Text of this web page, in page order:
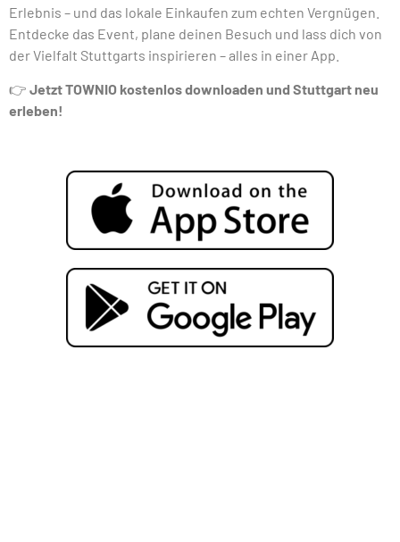
Erlebnis – und das lokale Einkaufen zum echten Vergnügen.
Entdecke das Event, plane deinen Besuch und lass dich von
der Vielfalt Stuttgarts inspirieren – alles in einer App.
👉 Jetzt TOWNIO kostenlos downloaden und Stuttgart neu
erleben!